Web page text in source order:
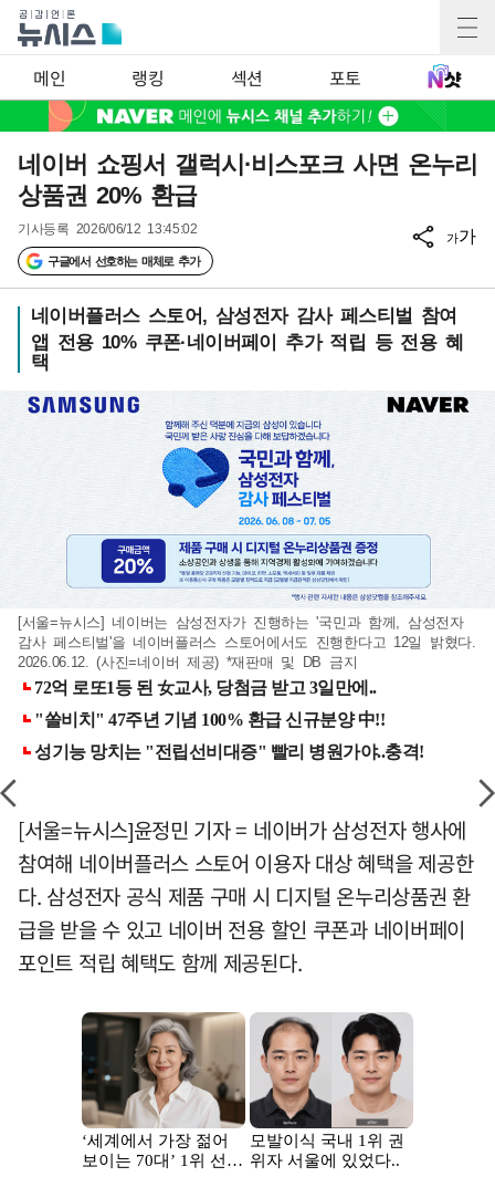
메인 랭킹 섹션 포토
네이버 쇼핑서 갤럭시·비스포크 사면 온누리
상품권 20% 환급
기사등록 2026/06/12 13:45:02
구글에서 선호하는 매체로 추가
가가
네이버플러스 스토어, 삼성전자 감사 페스티벌 참여
앱 전용 10% 쿠폰·네이버페이 추가 적립 등 전용 혜
택
[서울=뉴시스] 네이버는 삼성전자가 진행하는 '국민과 함께, 삼성전자
감사 페스티벌'을 네이버플러스 스토어에서도 진행한다고 12일 밝혔다.
2026.06.12. (사진=네이버 제공) *재판매 및 DB 금지
[서울=뉴시스]윤정민 기자 = 네이버가 삼성전자 행사에
참여해 네이버플러스 스토어 이용자 대상 혜택을 제공한
다. 삼성전자 공식 제품 구매 시 디지털 온누리상품권 환
급을 받을 수 있고 네이버 전용 할인 쿠폰과 네이버페이
포인트 적립 혜택도 함께 제공된다.